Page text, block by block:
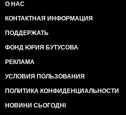
О НАС
КОНТАКТНАЯ ИНФОРМАЦИЯ
ПОДДЕРЖАТЬ
ФОНД ЮРИЯ БУТУСОВА
РЕКЛАМА
УСЛОВИЯ ПОЛЬЗОВАНИЯ
ПОЛИТИКА КОНФИДЕНЦИАЛЬНОСТИ
НОВИНИ СЬОГОДНІ